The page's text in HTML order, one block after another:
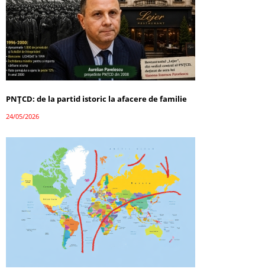
PNȚCD: de la partid istoric la afacere de familie
24/05/2026